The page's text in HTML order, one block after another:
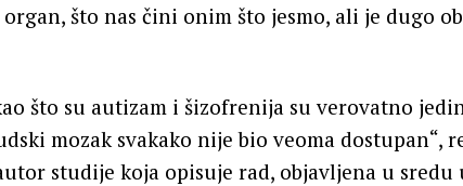
što nas čini onim što jesmo, ali je dugo
što su autizam i šizofrenija su verovatno
mozak svakako nije bio veoma dostupan“,
studije koja opisuje rad, objavljena u sredu